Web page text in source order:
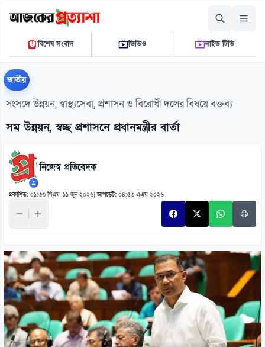
শনিবার, ০৮ আগস্ট ২০২৬
০৫:৫৪:১৪ পি.এম.THE DAILY AJKER PROTTASHA
বিশেষ সংবাদ ভিডিও লাইভ টিভি
জাতীয়
সংসদে উন্নয়ন, স্বাস্থ্যসেবা, প্রশাসন ও বিরোধী দলের বিষয়ে বক্তব্য
সম উন্নয়ন, স্বচ্ছ প্রশাসনে প্রধানমন্ত্রীর বার্তা
নিজেস্ব প্রতিবেদক
প্রকাশিত: ০১:৩৩ পিএম, ১১ জুন ২০২৬ |আপডেট: ০৪:৫৩ এএম ২০২৬